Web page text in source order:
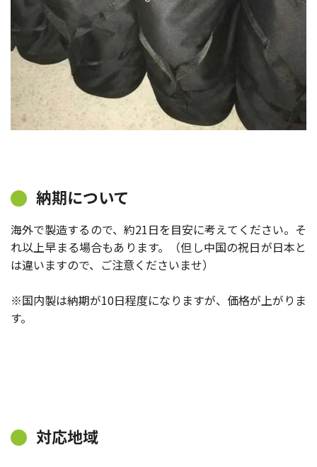
納期について
海外で製造するので、約21日を目安に考えてください。そ
れ以上早まる場合もあります。（但し中国の祝日が日本と
は違いますので、ご注意くださいませ）
※国内製は納期が10日程度になりますが、価格が上がりま
す。
対応地域